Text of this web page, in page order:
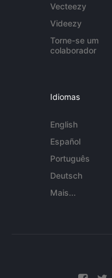
Vecteezy
Videezy
Torne-se um
colaborador
Idiomas
English
Español
Português
Deutsch
Mais...